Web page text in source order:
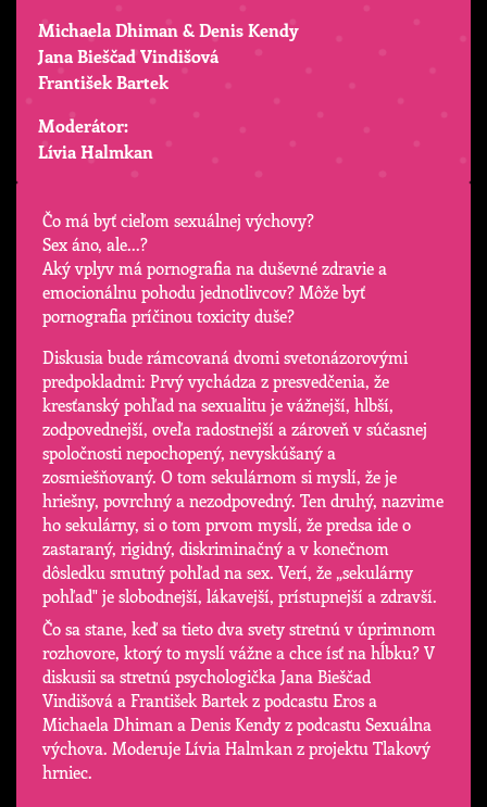
Michaela Dhiman & Denis Kendy
Jana Bieščad Vindišová
František Bartek
Moderátor:
Lívia Halmkan
Čo má byť cieľom sexuálnej výchovy?
Sex áno, ale...?
Aký vplyv má pornografia na duševné zdravie a
emocionálnu pohodu jednotlivcov? Môže byť
pornografia príčinou toxicity duše?
Diskusia bude rámcovaná dvomi svetonázorovými
predpokladmi: Prvý vychádza z presvedčenia, že
kresťanský pohľad na sexualitu je vážnejší, hlbší,
zodpovednejší, oveľa radostnejší a zároveň v súčasnej
spoločnosti nepochopený, nevyskúšaný a
zosmiešňovaný. O tom sekulárnom si myslí, že je
hriešny, povrchný a nezodpovedný. Ten druhý, nazvime
ho sekulárny, si o tom prvom myslí, že predsa ide o
zastaraný, rigidný, diskriminačný a v konečnom
dôsledku smutný pohľad na sex. Verí, že „sekulárny
pohľad" je slobodnejší, lákavejší, prístupnejší a zdravší.
Čo sa stane, keď sa tieto dva svety stretnú v úprimnom
rozhovore, ktorý to myslí vážne a chce ísť na hĺbku? V
diskusii sa stretnú psychologička Jana Bieščad
Vindišová a František Bartek z podcastu Eros a
Michaela Dhiman a Denis Kendy z podcastu Sexuálna
výchova. Moderuje Lívia Halmkan z projektu Tlakový
hrniec.